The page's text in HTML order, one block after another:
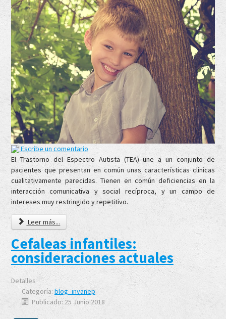
Escribe un comentario
El Trastorno del Espectro Autista (TEA) une a un conjunto de
pacientes que presentan en común unas características clínicas
cualitativamente parecidas. Tienen en común deficiencias en la
interacción comunicativa y social recíproca, y un campo de
intereses muy restringido y repetitivo.
Leer más...
Cefaleas infantiles:
consideraciones actuales
Detalles
Categoría: blog_invanep
Publicado: 25 Junio 2018